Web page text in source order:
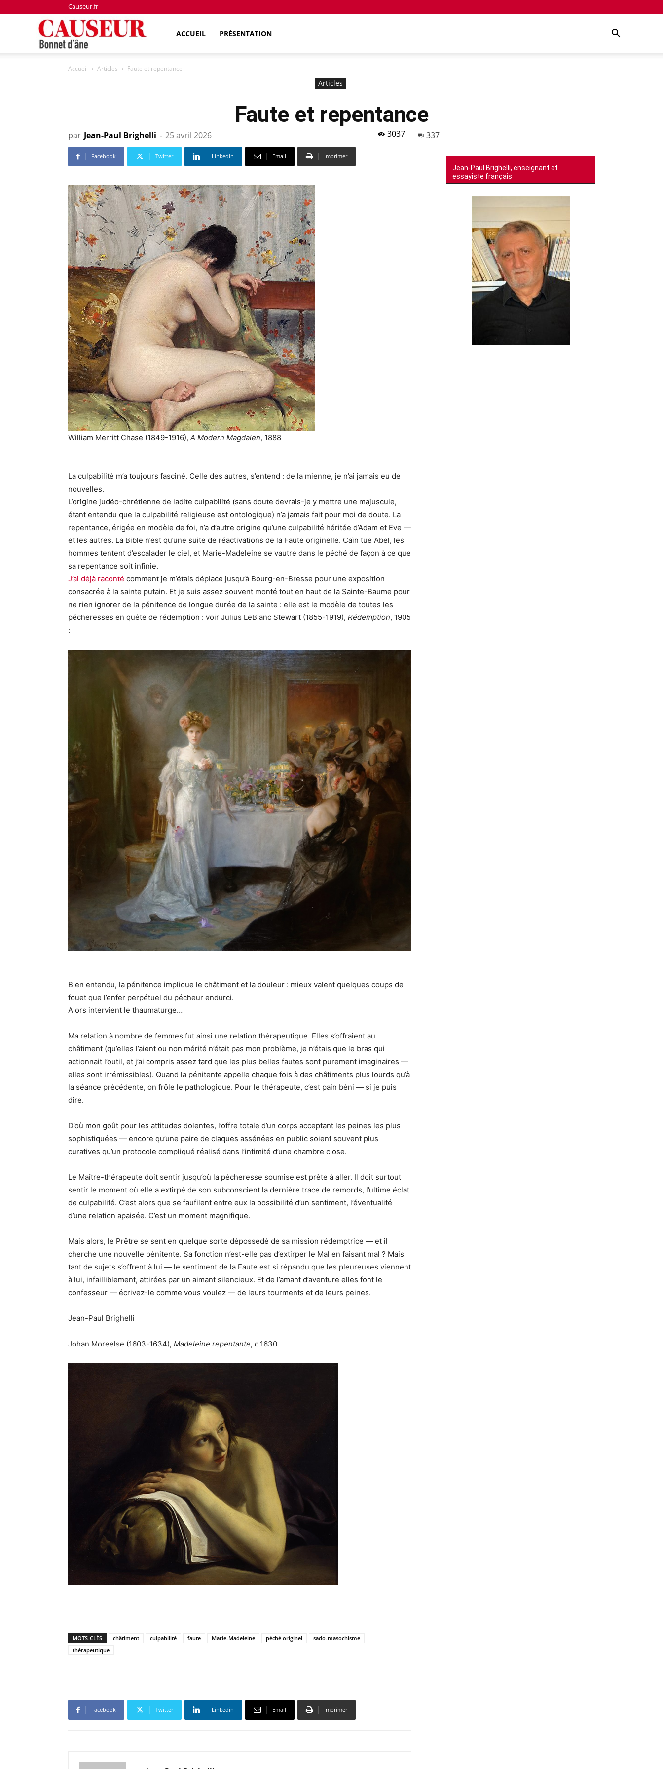
Causeur.fr
d'âne
ACCUEIL PRÉSENTATION
Accueil Articles Faute et repentance
Articles
Faute et repentance
par Jean-Paul Brighelli - 25 avril 2026 3037 337
Facebook Twitter Linkedin Email Imprimer
William Merritt Chase (1849-1916), A Modern Magdalen, 1888
La culpabilité m’a toujours fasciné. Celle des autres, s’entend : de la mienne, je n’ai jamais eu de
nouvelles.
L’origine judéo-chrétienne de ladite culpabilité (sans doute devrais-je y mettre une majuscule,
étant entendu que la culpabilité religieuse est ontologique) n’a jamais fait pour moi de doute. La
repentance, érigée en modèle de foi, n’a d’autre origine qu’une culpabilité héritée d’Adam et Eve —
et les autres. La Bible n’est qu’une suite de réactivations de la Faute originelle. Caïn tue Abel, les
hommes tentent d’escalader le ciel, et Marie-Madeleine se vautre dans le péché de façon à ce que
sa repentance soit infinie.
J’ai déjà raconté comment je m’étais déplacé jusqu’à Bourg-en-Bresse pour une exposition
consacrée à la sainte putain. Et je suis assez souvent monté tout en haut de la Sainte-Baume pour
ne rien ignorer de la pénitence de longue durée de la sainte : elle est le modèle de toutes les
pécheresses en quête de rédemption : voir Julius LeBlanc Stewart (1855-1919), Rédemption, 1905
:
Bien entendu, la pénitence implique le châtiment et la douleur : mieux valent quelques coups de
fouet que l’enfer perpétuel du pécheur endurci.
Alors intervient le thaumaturge…
Ma relation à nombre de femmes fut ainsi une relation thérapeutique. Elles s’offraient au
châtiment (qu’elles l’aient ou non mérité n’était pas mon problème, je n’étais que le bras qui
actionnait l’outil, et j’ai compris assez tard que les plus belles fautes sont purement imaginaires —
elles sont irrémissibles). Quand la pénitente appelle chaque fois à des châtiments plus lourds qu’à
la séance précédente, on frôle le pathologique. Pour le thérapeute, c’est pain béni — si je puis
dire.
D’où mon goût pour les attitudes dolentes, l’offre totale d’un corps acceptant les peines les plus
sophistiquées — encore qu’une paire de claques assénées en public soient souvent plus
curatives qu’un protocole compliqué réalisé dans l’intimité d’une chambre close.
Le Maître-thérapeute doit sentir jusqu’où la pécheresse soumise est prête à aller. Il doit surtout
sentir le moment où elle a extirpé de son subconscient la dernière trace de remords, l’ultime éclat
de culpabilité. C’est alors que se faufilent entre eux la possibilité d’un sentiment, l’éventualité
d’une relation apaisée. C’est un moment magnifique.
Mais alors, le Prêtre se sent en quelque sorte dépossédé de sa mission rédemptrice — et il
cherche une nouvelle pénitente. Sa fonction n’est-elle pas d’extirper le Mal en faisant mal ? Mais
tant de sujets s’offrent à lui — le sentiment de la Faute est si répandu que les pleureuses viennent
à lui, infailliblement, attirées par un aimant silencieux. Et de l’amant d’aventure elles font le
confesseur — écrivez-le comme vous voulez — de leurs tourments et de leurs peines.
Jean-Paul Brighelli
Johan Moreelse (1603-1634), Madeleine repentante, c.1630
MOTS-CLÉS châtiment culpabilité faute Marie-Madeleine péché originel
sado-masochisme
thérapeutique
Facebook Twitter Linkedin Email Imprimer
Jean-Paul Brighelli, enseignant et
essayiste français